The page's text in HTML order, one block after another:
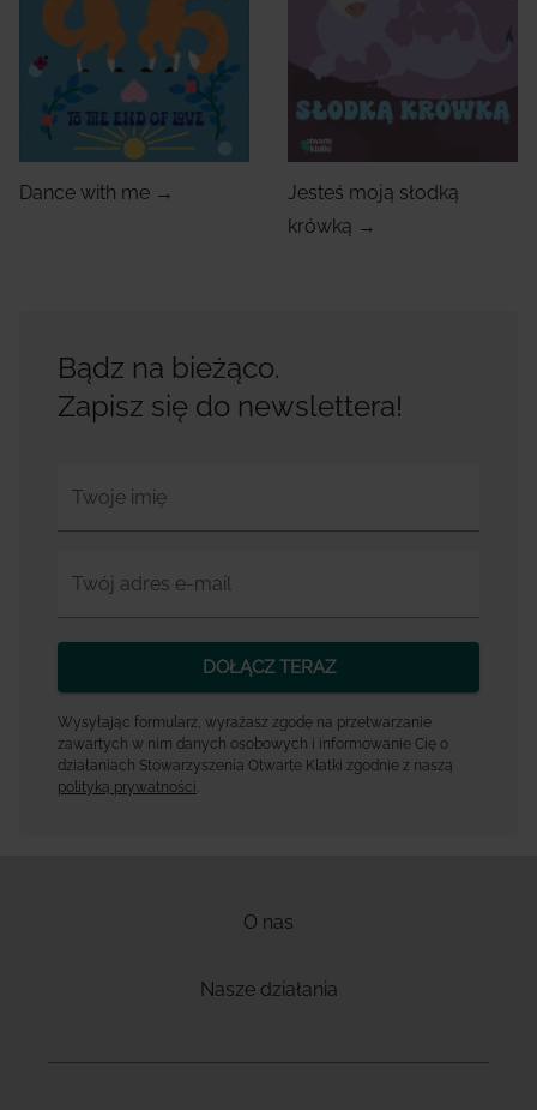
Dance with me →
Jesteś moją słodką
krówką →
Bądz na bieżąco.
Zapisz się do newslettera!
Twoje imię
Twój adres e-mail
DOŁĄCZ TERAZ
Wysyłając formularz, wyrażasz zgodę na przetwarzanie
zawartych w nim danych osobowych i informowanie Cię o
działaniach Stowarzyszenia Otwarte Klatki zgodnie z naszą
polityką prywatności.
O nas
Nasze działania